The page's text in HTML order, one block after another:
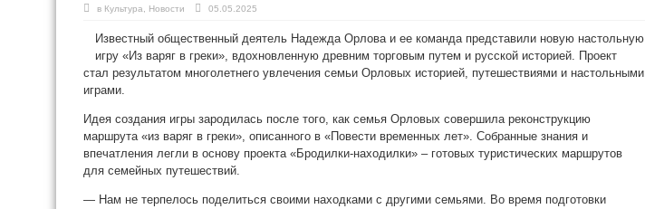
в Культура Новости 05.05.2025
Известный общественный деятель Надежда Орлова и ее команда представили новую настольную
игру «Из варяг в греки», вдохновленную древним торговым путем и русской историей. Проект
стал результатом многолетнего увлечения семьи Орловых историей, путешествиями и настольными
играми.
Идея создания игры зародилась после того, как семья Орловых совершила реконструкцию
маршрута «из варяг в греки», описанного в «Повести временных лет». Собранные знания и
впечатления легли в основу проекта «Бродилки-находилки» – готовых туристических маршрутов
для семейных путешествий.
— Нам не терпелось поделиться своими находками с другими семьями. Во время подготовки